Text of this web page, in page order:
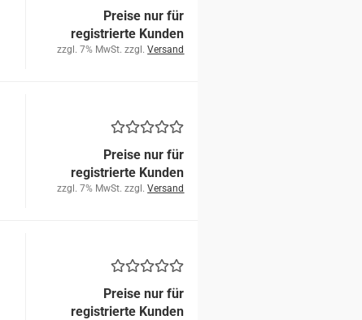
Preise nur für
registrierte Kunden
zzgl. 7% MwSt. zzgl.Versand
Preise nur für
registrierte Kunden
zzgl. 7% MwSt. zzgl.Versand
Preise nur für
registrierte Kunden